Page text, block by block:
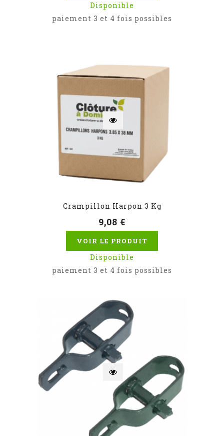
Disponible
paiement 3 et 4 fois possibles
Crampillon Harpon 3 Kg
9,08 €
VOIR LE PRODUIT
Disponible
paiement 3 et 4 fois possibles